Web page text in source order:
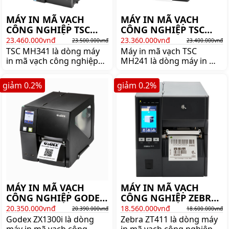
MÁY IN MÃ VẠCH
CÔNG NGHIỆP TSC
MH341
23.460.000vnđ 23.500.000vnđ
TSC MH341 là dòng máy
in mã vạch công nghiệp
hiệu TSC. Mua máy in mã
vạch công nghiệp TSC
MH341 lên ngay
shoppos.vn
MÁY IN MÃ VẠCH
CÔNG NGHIỆP TSC
MH241
23.360.000vnđ 23.400.000vnđ
Máy in mã vạch TSC
MH241 là dòng máy in mã
nhất thương hiệu TSC.
Mua máy in tem TSC
MH241 chính hãng lên
ngay shoppos.vn
MÁY IN MÃ VẠCH
CÔNG NGHIỆP GODEX
ZX1300i
20.350.000vnđ 20.390.000vnđ
Godex ZX1300i là dòng
giảm 0.2%
MÁY IN MÃ VẠCH
CÔNG NGHIỆP ZEBRA
ZT411 [203 DPI]
18.560.000vnđ 18.600.000vnđ
Zebra ZT411 là dòng máy
giảm 0.2%